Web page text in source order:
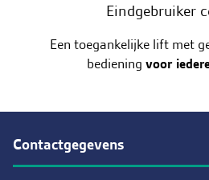
Eindgebruiker
Een toegankelijke lift met
bediening voor
Contactgegevens